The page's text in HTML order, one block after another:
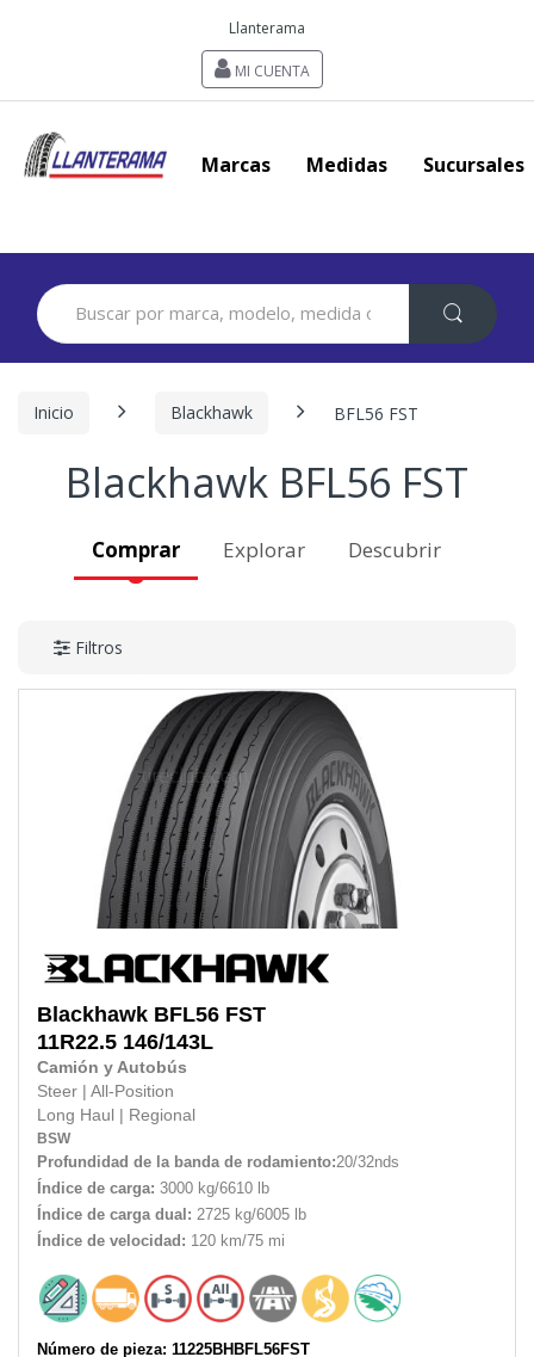
Llanterama
MI CUENTA
Marcas Medidas Sucursales
Search
for:
Inicio Blackhawk BFL56 FST
Blackhawk BFL56 FST
Comprar Explorar Descubrir
Filtros
Blackhawk BFL56 FST
11R22.5 146/143L
Camión y Autobús
Steer
All-Position
Long Haul
Regional
BSW
Profundidad de la banda de rodamiento:20/32nds
Índice de carga: 3000 kg/6610 lb
Índice de carga dual: 2725 kg/6005 lb
Índice de velocidad: 120 km/75 mi
Número de pieza: 11225BHBFL56FST